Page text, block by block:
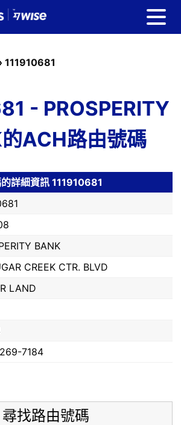
111910681
- PROSPERITY
ACH路由號碼
詳細資訊 111910681
BANK
CREEK CTR. BLVD
LAND
7184
尋找路由號碼